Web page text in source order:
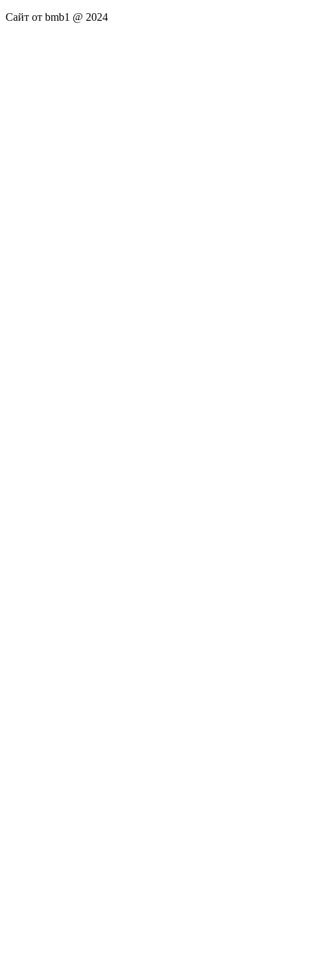
Сайт от bmb1 @ 2024